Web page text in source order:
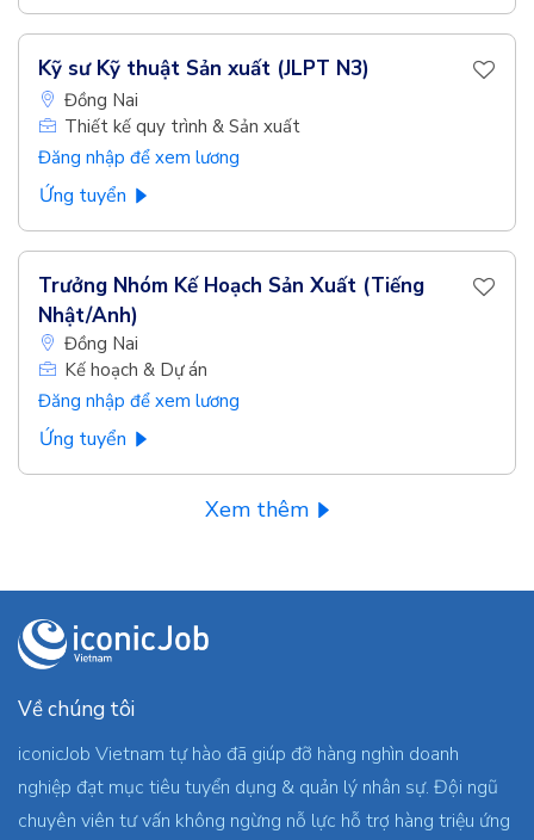
Kỹ sư Kỹ thuật Sản xuất (JLPT N3)
Đồng Nai
Thiết kế quy trình & Sản xuất
Đăng nhập để xem lương
Ứng tuyển
Trưởng Nhóm Kế Hoạch Sản Xuất (Tiếng
Nhật/Anh)
Đồng Nai
Kế hoạch & Dự án
Đăng nhập để xem lương
Ứng tuyển
Xem thêm
Về chúng tôi
iconicJob Vietnam tự hào đã giúp đỡ hàng nghìn doanh
nghiệp đạt mục tiêu tuyển dụng & quản lý nhân sự. Đội ngũ
chuyên viên tư vấn không ngừng nỗ lực hỗ trợ hàng triệu ứng